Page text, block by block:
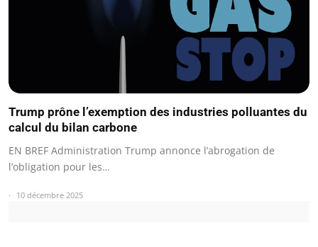
Trump prône l’exemption des industries polluantes du
calcul du bilan carbone
EN BREF Administration Trump annonce l’abrogation de
l’obligation pour les…
10 décembre 2025